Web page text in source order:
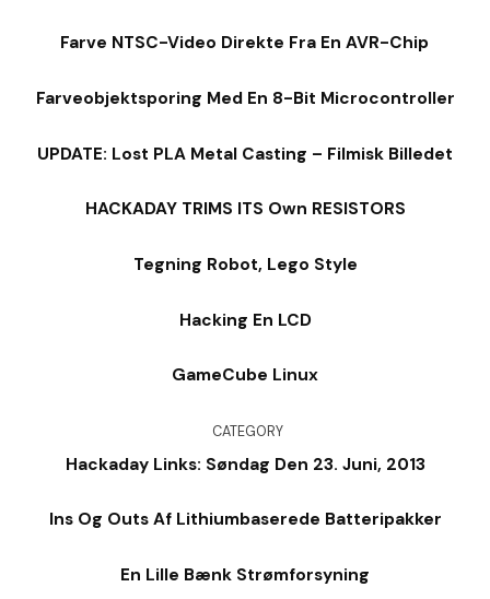
Farve NTSC-Video Direkte Fra En AVR-Chip
Farveobjektsporing Med En 8-Bit Microcontroller
UPDATE: Lost PLA Metal Casting – Filmisk Billedet
HACKADAY TRIMS ITS Own RESISTORS
Tegning Robot, Lego Style
Hacking En LCD
GameCube Linux
CATEGORY
Hackaday Links: Søndag Den 23. Juni, 2013
Ins Og Outs Af Lithiumbaserede Batteripakker
En Lille Bænk Strømforsyning